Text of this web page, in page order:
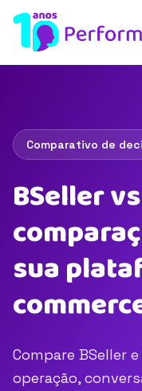
Comparativo de
BSeller
sua
Compare BSeller
operação,